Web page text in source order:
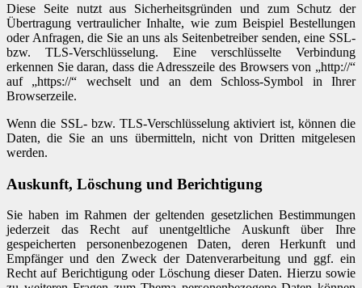
Diese Seite nutzt aus Sicherheitsgründen und zum Schutz der
Übertragung vertraulicher Inhalte, wie zum Beispiel Bestellungen
oder Anfragen, die Sie an uns als Seitenbetreiber senden, eine SSL-
bzw. TLS-Verschlüsselung. Eine verschlüsselte Verbindung
erkennen Sie daran, dass die Adresszeile des Browsers von „http://“
auf „https://“ wechselt und an dem Schloss-Symbol in Ihrer
Browserzeile.
Wenn die SSL- bzw. TLS-Verschlüsselung aktiviert ist, können die
Daten, die Sie an uns übermitteln, nicht von Dritten mitgelesen
werden.
Auskunft, Löschung und Berichtigung
Sie haben im Rahmen der geltenden gesetzlichen Bestimmungen
jederzeit das Recht auf unentgeltliche Auskunft über Ihre
gespeicherten personenbezogenen Daten, deren Herkunft und
Empfänger und den Zweck der Datenverarbeitung und ggf. ein
Recht auf Berichtigung oder Löschung dieser Daten. Hierzu sowie